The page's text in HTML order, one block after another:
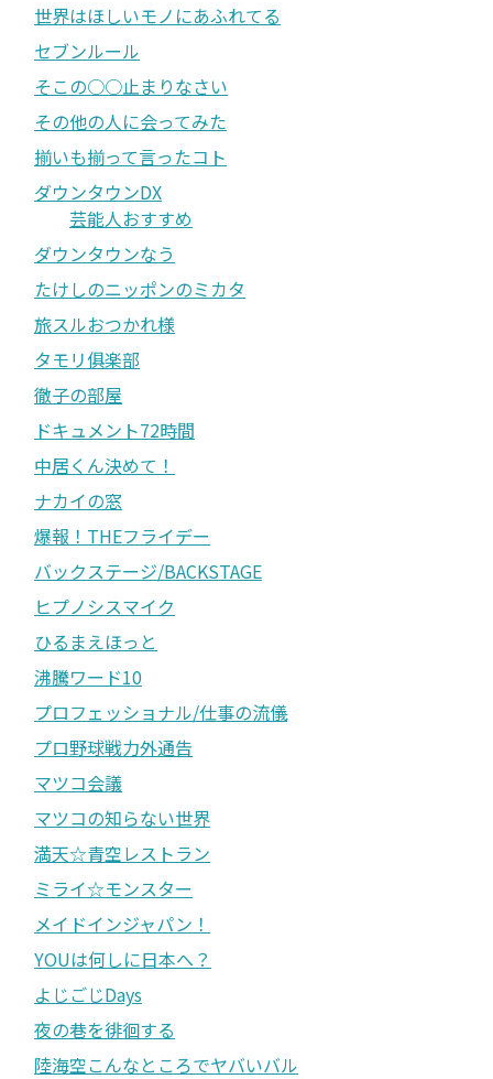
世界はほしいモノにあふれてる
セブンルール
そこの○○止まりなさい
その他の人に会ってみた
揃いも揃って言ったコト
ダウンタウンDX
芸能人おすすめ
ダウンタウンなう
たけしのニッポンのミカタ
旅スルおつかれ様
タモリ俱楽部
徹子の部屋
ドキュメント72時間
中居くん決めて！
ナカイの窓
爆報！THEフライデー
バックステージ/BACKSTAGE
ヒプノシスマイク
ひるまえほっと
沸騰ワード10
プロフェッショナル/仕事の流儀
プロ野球戦力外通告
マツコ会議
マツコの知らない世界
満天☆青空レストラン
ミライ☆モンスター
メイドインジャパン！
YOUは何しに日本へ？
よじごじDays
夜の巷を徘徊する
陸海空こんなところでヤバいバル